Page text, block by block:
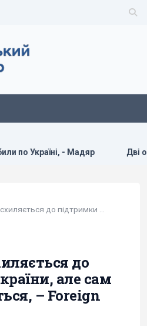
Дві океанічні аномалії
до
але сам
– Foreign